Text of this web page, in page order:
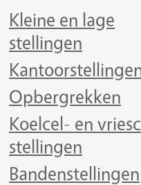
Kleine en lage
stellingen
Opbergrekken
Koelcel- en
stellingen
Bandenstellingen